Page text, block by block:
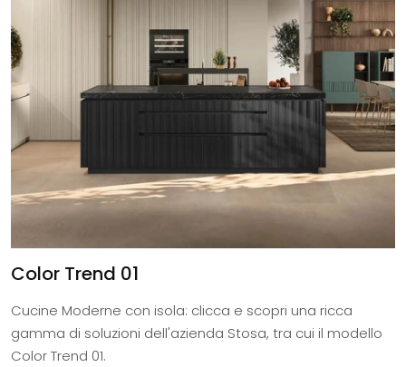
Color Trend 01
Cucine Moderne con isola: clicca e scopri una ricca
gamma di soluzioni dell'azienda Stosa, tra cui il modello
Color Trend 01.